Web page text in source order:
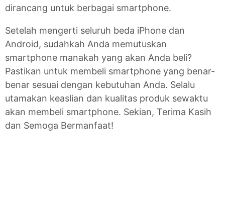
dirancang untuk berbagai smartphone.
Setelah mengerti seluruh beda iPhone dan
Android, sudahkah Anda memutuskan
smartphone manakah yang akan Anda beli?
Pastikan untuk membeli smartphone yang benar-
benar sesuai dengan kebutuhan Anda. Selalu
utamakan keaslian dan kualitas produk sewaktu
akan membeli smartphone. Sekian, Terima Kasih
dan Semoga Bermanfaat!